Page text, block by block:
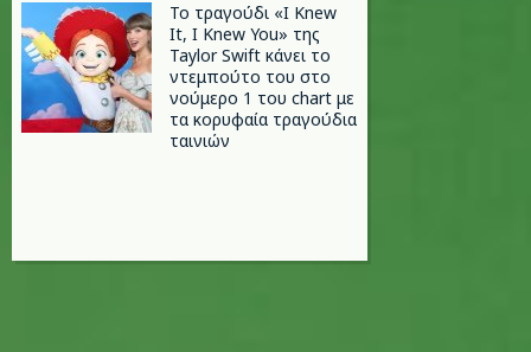
Το τραγούδι «I Knew
It, I Knew You» της
Taylor Swift κάνει το
ντεμπούτο του στο
νούμερο 1 του chart με
τα κορυφαία τραγούδια
ταινιών